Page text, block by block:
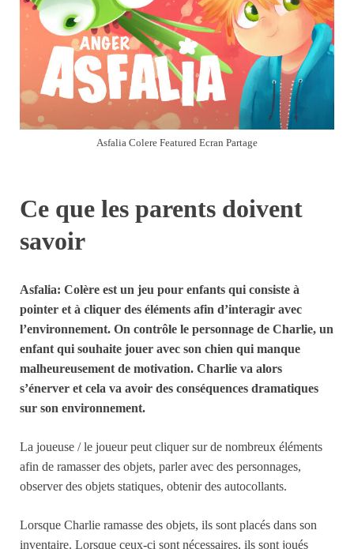
Asfalia Colere Featured Ecran Partage
Ce que les parents doivent
savoir
Asfalia: Colère est un jeu pour enfants qui consiste à
pointer et à cliquer des éléments afin d’interagir avec
l’environnement. On contrôle le personnage de Charlie, un
enfant qui souhaite jouer avec son chien qui manque
malheureusement de motivation. Charlie va alors
s’énerver et cela va avoir des conséquences dramatiques
sur son environnement.
La joueuse / le joueur peut cliquer sur de nombreux éléments
afin de ramasser des objets, parler avec des personnages,
observer des objets statiques, obtenir des autocollants.
Lorsque Charlie ramasse des objets, ils sont placés dans son
inventaire. Lorsque ceux-ci sont nécessaires, ils sont joués